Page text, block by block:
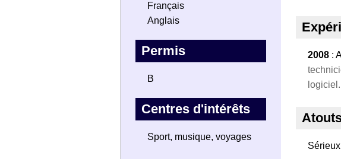
Français
Anglais
Permis
B
Centres d'intérêts
Sport, musique, voyages
2008 :